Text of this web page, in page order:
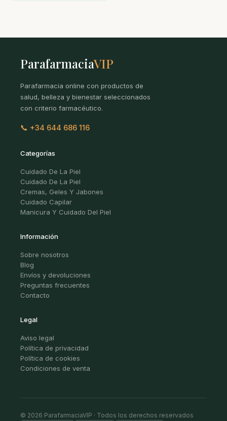
ParafarmaciaVIP
Parafarmacia online con productos de
salud, belleza y bienestar seleccionados
con criterio farmacéutico.
📞 +34 644 686 116
Categorías
Cuidado De La Piel
Cuidado De La Piel
Cremas, Geles Y Jabones
Cuidado Capilar
Manicura Y Cuidado Del Piel
Información
Sobre nosotros
Blog
Envíos y devoluciones
Preguntas frecuentes
Contacto
Legal
Aviso legal
Política de privacidad
Política de cookies
Condiciones de venta
© 2026 ParafarmaciaVIP · Todos los derechos reservados